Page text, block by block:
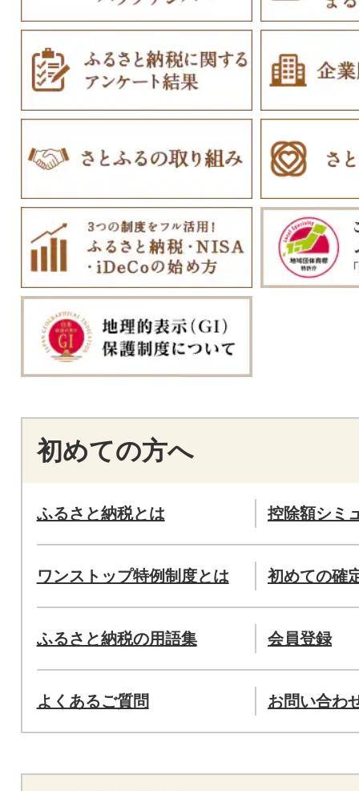
初めての方へ
ふるさと納税とは 控除額シミ
ワンストップ特例制度とは 初めての確
ふるさと納税の用語集 会員登録
よくあるご質問 お問い合わ